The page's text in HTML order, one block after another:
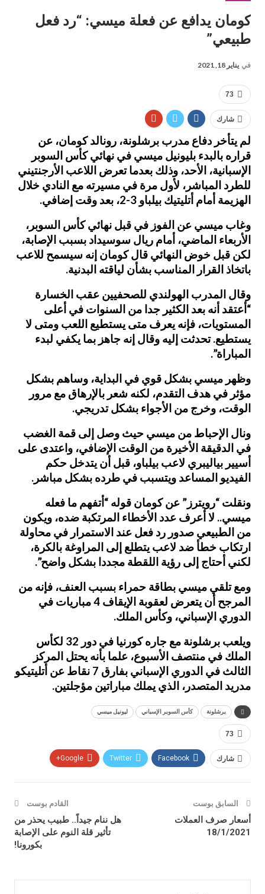
كومان يدافع عن فعلة ميسي: “رد فعل
طبيعي”
في يناير 18, 2021
73
شارك
لم يتأخر دفاع مدرب برشلونة، رونالد كومان، عن
قراره بالبدء بليونيل ميسي في نهائي كأس السوبر
الإسبانية، الأحد، وذلك بعدما تعرض اللاعب الأرجنتيني
للطرد المباشر، لأول مرة في مسيرته مع النادي خلال
الهزيمة أمام أتليتيك بيلباو 3-2، بعد وقت إضافي.
وغاب ميسي عن الفوز في قبل نهائي كأس السوبر،
الأربعاء الماضي، أمام ريال سوسيداد بسبب الإصابة،
لكن قبل خوض النهائي قال كومان إنه سيسمح للاعب
باتخاذ القرار المناسب بشأن لياقته البدنية.
وقال المدرب الهولندي للصحفيين عقب الخسارة
“أعتقد أنه بعد الكثير جدا من السنوات في أعلى
المستويات، فإنه يعرف متى يستطيع اللعب ومتى لا
يستطيع. تحدثت إليه وقال إنه جاهز بما يكفي لبدء
المباراة”.
وظهر ميسي بشكل قوي في البداية، وساهم بشكل
مؤثر في هدف التقدم، لكنه شعر بالإرهاق مع مرور
الوقت، وخرج من الأجواء بشكل تدريجي.
ونال الإحباط من ميسي حيث وصل إلى قمة الغضب
في الدقيقة الأخيرة من الوقت الإضافي، واعتدى على
أسيير بياليبري لاعب بيلباو، قبل أن يتدخل حكم
الفيديو المساعد ويتسبب في طرده بشكل مباشر.
ونقلت “رويترز” عن كومان قوله “أتفهم ما فعله
ميسي.. لا أعرف عدد الأخطاء المرتكبة ضده، ويكون
من الطبيعي صدور رد فعل عند الاستمرار في محاولة
ارتكاب خطأ ضد لاعب يتطلع إلى المراوغة بالكرة،
لكني أحتاج إلى رؤية اللقطة مجددا بشكل واضح”.
ومع تلقي ميسي بطاقة حمراء بسبب العنف، فإنه من
المرجح أن يتعرض لعقوبة الإيقاف 4 مباريات في
الدوري الإسباني، وكأس الملك.
ويلعب برشلونة مع جاره كورنيا في دور 32 لكأس
الملك في منتصف الأسبوع، علما بأنه يحتل المركز
الثالث في الدوري الإسباني بفارق 7 نقاط عن أتليتيكو
مدريد المتصدر، الذي يملك مباراتين مؤجلتين.
برشلونة كأس السوبر الإسباني ليونيل ميسي
73
شارك Facebook
Twitter
Google+
السابق بوست
أسعار صرف العملات
18/1/2021
القادم بوست
هل ننام جيداً.. طبيب يحذر من
تأثير قلة النوم على الإصابة
بكورونا!